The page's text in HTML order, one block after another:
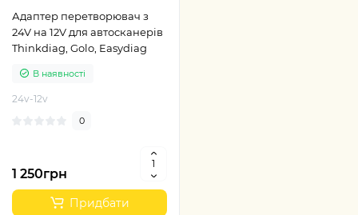
Адаптер перетворювач з
24V на 12V для автосканерів
Thinkdiag, Golo, Easydiag
В наявності
24v-12v
0
1 250грн
Придбати